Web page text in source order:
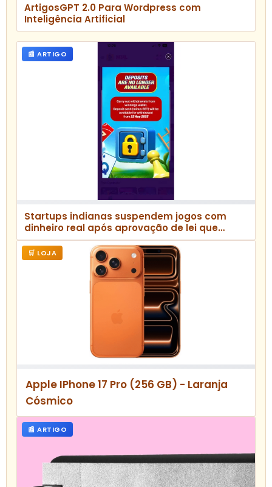
ArtigosGPT 2.0 Para Wordpress com
Inteligência Artificial
📰 ARTIGO
Startups indianas suspendem jogos com
dinheiro real após aprovação de lei que
proíbe setor
🛒 LOJA
Apple IPhone 17 Pro (256 GB) - Laranja
Cósmico
📰 ARTIGO